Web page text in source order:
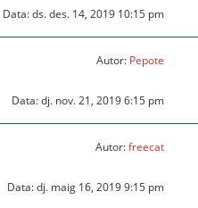
Data: ds. des. 14, 2019 10:15 pm
Autor: Pepote
Data: dj. nov. 21, 2019 6:15 pm
Autor:freecat
Data: dj. maig 16, 2019 9:15 pm